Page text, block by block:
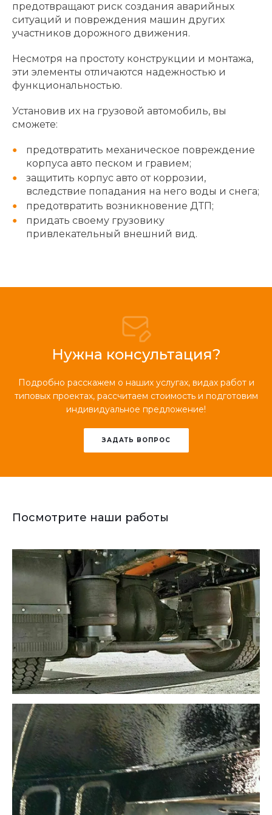
предотвращают риск создания аварийных
ситуаций и повреждения машин других
участников дорожного движения.
Несмотря на простоту конструкции и монтажа,
эти элементы отличаются надежностью и
функциональностью.
Установив их на грузовой автомобиль, вы
сможете:
предотвратить механическое повреждение
корпуса авто песком и гравием;
защитить корпус авто от коррозии,
вследствие попадания на него воды и снега;
предотвратить возникновение ДТП;
придать своему грузовику
привлекательный внешний вид.
Нужна консультация?
Подробно расскажем о наших услугах, видах работ и
типовых проектах, рассчитаем стоимость и подготовим
индивидуальное предложение!
ЗАДАТЬ ВОПРОС
Посмотрите наши работы